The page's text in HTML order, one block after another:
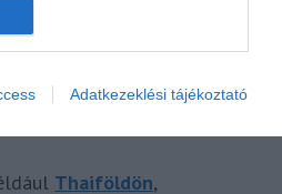
Adatkezeklési tájékoztató
az infót, nagyon örülök neki,
nem spammelőshírlevelemre
Thaiföldön,